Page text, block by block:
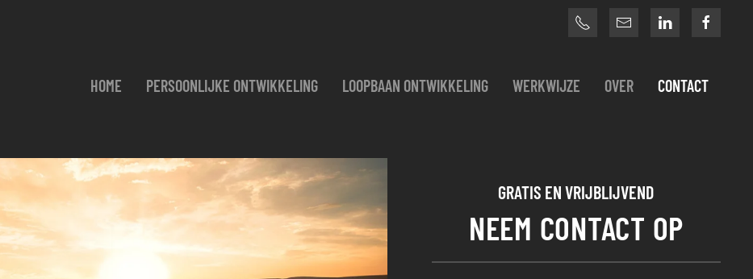
HOME PERSOONLIJKE ONTWIKKELING LOOPBAAN ONTWIKKELING WERKWIJZE OVER CONTACT
GRATIS EN VRIJBLIJVEND
NEEM CONTACT OP